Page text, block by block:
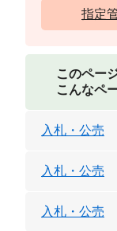
指定
このペー
こんなペ
入札・公売
入札・公売
入札・公売